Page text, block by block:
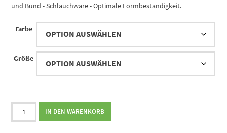
und Bund • Schlauchware • Optimale Formbeständigkeit.
Farbe
Größe
Nach
2922
IN DEN WARENKORB